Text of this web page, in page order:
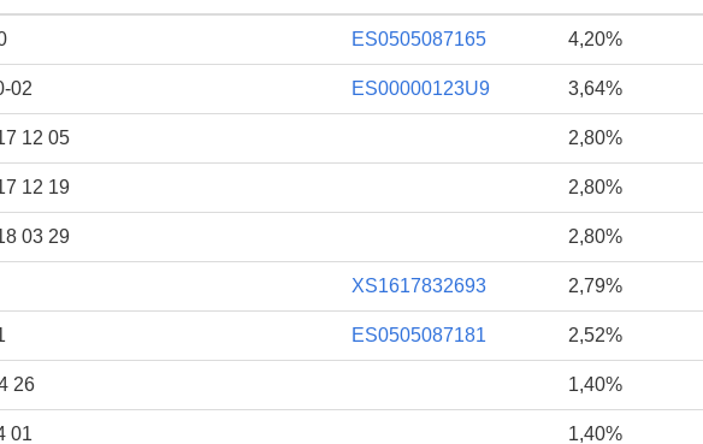
ES0505087165 4,20%
02 ES00000123U9 3,64%
12 05 2,80%
12 19 2,80%
03 29 2,80%
XS1617832693 2,79%
ES0505087181 2,52%
26 1,40%
01 1,40%